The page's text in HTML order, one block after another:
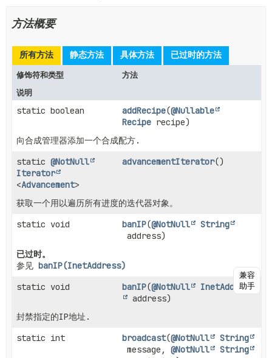
方法概要
所有方法 静态方法 具体方法 已过时的方法
修饰符和类型
方法
说明
static boolean addRecipe(@Nullable
Recipe recipe)
向合成管理器添加一个合成配方.
static @NotNull
Iterator
<Advancement>
advancementIterator()
获取一个用以遍历所有进度的迭代器对象。
static void
banIP(@NotNull
String
address)
已过时。
参见 banIP(InetAddress)
static void
banIP(@NotNull
InetAddress
address)
封禁指定的IP地址.
static int
broadcast(@NotNull
String
message,@NotNull
String
兼容
助手